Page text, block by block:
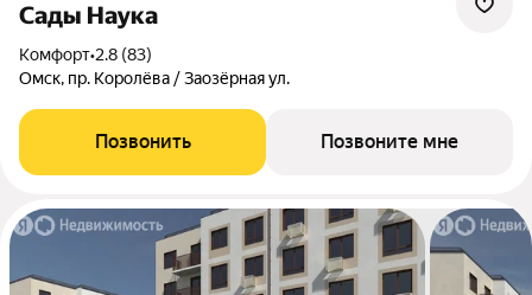
Сады Наука
комфорт•2.8 (83)
Омск, пр. Королёва / Заозёрная ул.
Позвонить Позвоните мне